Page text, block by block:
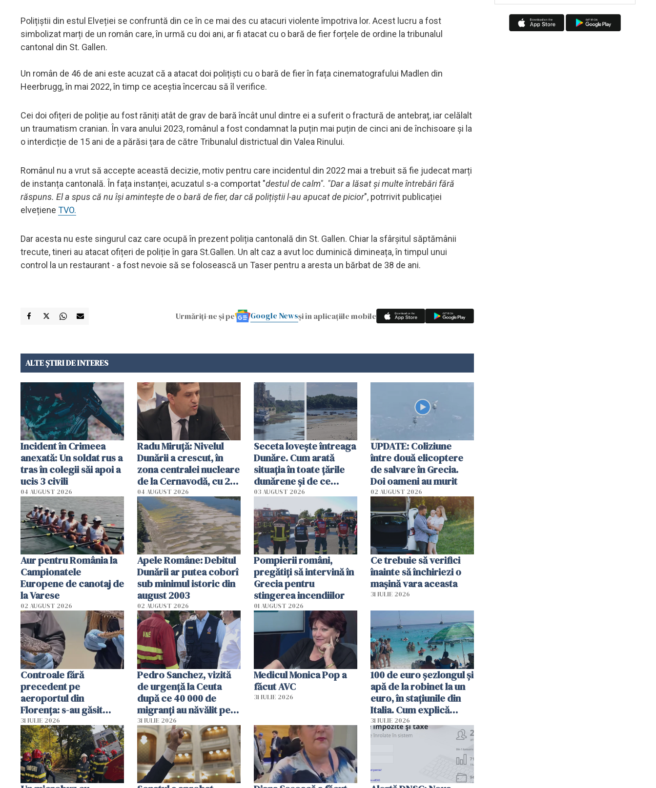
Polițiștii din estul Elveției se confruntă din ce în ce mai des cu atacuri violente împotriva lor. Acest lucru a fost
simbolizat marți de un român care, în urmă cu doi ani, ar fi atacat cu o bară de fier forțele de ordine la tribunalul
cantonal din St. Gallen.
Un român de 46 de ani este acuzat că a atacat doi polițiști cu o bară de fier în fața cinematografului Madlen din
Heerbrugg, în mai 2022, în timp ce aceștia încercau să îl verifice.
Cei doi ofițeri de poliție au fost răniți atât de grav de bară încât unul dintre ei a suferit o fractură de antebraț, iar celălalt
un traumatism cranian. În vara anului 2023, românul a fost condamnat la puțin mai puțin de cinci ani de închisoare și la
o interdicție de 15 ani de a părăsi țara de către Tribunalul districtual din Valea Rinului.
Românul nu a vrut să accepte această decizie, motiv pentru care incidentul din 2022 mai a trebuit să fie judecat marți
de instanța cantonală. În fața instanței, acuzatul s-a comportat "destul de calm". "Dar a lăsat și multe întrebări fără
răspuns. El a spus că nu își amintește de o bară de fier, dar că polițiștii l-au apucat de picior", potrrivit publicației
elvețiene TVO.
Dar acesta nu este singurul caz care ocupă în prezent poliția cantonală din St. Gallen. Chiar la sfârșitul săptămânii
trecute, tineri au atacat ofițeri de poliție în gara St.Gallen. Un alt caz a avut loc duminică dimineața, în timpul unui
control la un restaurant - a fost nevoie să se folosească un Taser pentru a aresta un bărbat de 38 de ani.
Urmăriți-ne și pe Google Newsși în aplicațiile mobile
ALTE ȘTIRI DE INTERES
Incident în Crimeea
anexată: Un soldat rus a
tras în colegii săi apoi a
ucis 3 civili
04 AUGUST 2026
Radu Miruţă: Nivelul
Dunării a crescut, în
zona centralei nucleare
de la Cernavodă, cu 2
cm faţă de ziua trecută
04 AUGUST 2026
Seceta lovește întreaga
Dunăre. Cum arată
situația în toate țările
dunărene și de ce
România resimte
efectele, deși a plouat
în iulie
03 AUGUST 2026
UPDATE: Coliziune
între două elicoptere
de salvare în Grecia.
Doi oameni au murit
02 AUGUST 2026
Aur pentru România la
Campionatele
Europene de canotaj de
la Varese
02 AUGUST 2026
Apele Române: Debitul
Dunării ar putea coborî
sub minimul istoric din
august 2003
02 AUGUST 2026
Pompierii români,
pregătiţi să intervină în
Grecia pentru
stingerea incendiilor
01 AUGUST 2026
Ce trebuie să verifici
înainte să închiriezi o
mașină vara aceasta
31 IULIE 2026
Controale fără
precedent pe
aeroportul din
Florența: s-au găsit
capete de aligator și o
sumă imensă de bani
31 IULIE 2026
Pedro Sanchez, vizită
de urgență la Ceuta
după ce 40 000 de
migranți au năvălit pe
teritoriul spaniol: „Vom
mobiliza toate
resursele"
31 IULIE 2026
Medicul Monica Pop a
făcut AVC
31 IULIE 2026
100 de euro șezlongul și
apă de la robinet la un
euro, în stațiunile din
Italia. Cum explică
autoritățile
31 IULIE 2026